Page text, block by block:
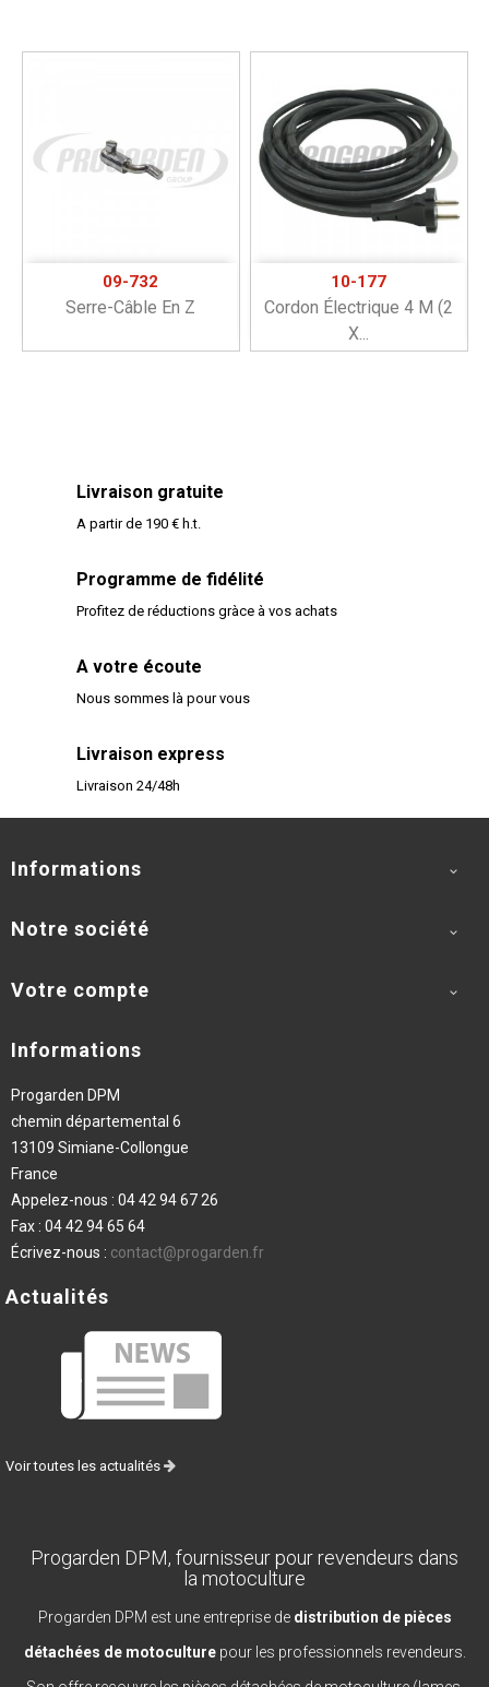
09-732
Serre-Câble En Z
10-177
Cordon Électrique 4 M (2
X...
Livraison gratuite
A partir de 190 € h.t.
Programme de fidélité
Profitez de réductions gràce à vos achats
A votre écoute
Nous sommes là pour vous
Livraison express
Livraison 24/48h
Informations 
Notre société 
Votre compte 
Informations
Progarden DPM
chemin départemental 6
13109 Simiane-Collongue
France
Appelez-nous : 04 42 94 67 26
Fax : 04 42 94 65 64
Écrivez-nous : contact@progarden.fr
Actualités
Voir toutes les actualités
Progarden DPM, fournisseur pour revendeurs dans
la motoculture
Progarden DPM est une entreprise de distribution de pièces
détachées de motoculturepour les professionnels revendeurs.